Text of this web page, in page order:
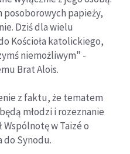
posoborowych papieży,
Dziś dla wielu
Kościoła katolickiego,
niemożliwym" -
Brat Alois.
z faktu, że tematem
młodzi i rozeznanie
Wspólnotę w Taizé o
do Synodu.